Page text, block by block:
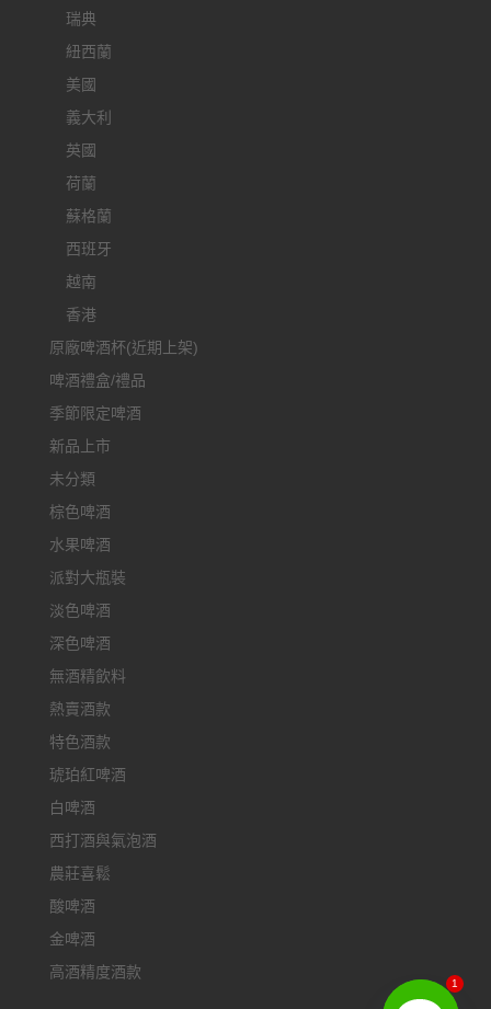
瑞典
紐西蘭
美國
義大利
英國
荷蘭
蘇格蘭
西班牙
越南
香港
原廠啤酒杯(近期上架)
啤酒禮盒/禮品
季節限定啤酒
新品上市
未分類
棕色啤酒
水果啤酒
派對大瓶裝
淡色啤酒
深色啤酒
無酒精飲料
熱賣酒款
特色酒款
琥珀紅啤酒
白啤酒
西打酒與氣泡酒
農莊喜鬆
酸啤酒
金啤酒
高酒精度酒款
1